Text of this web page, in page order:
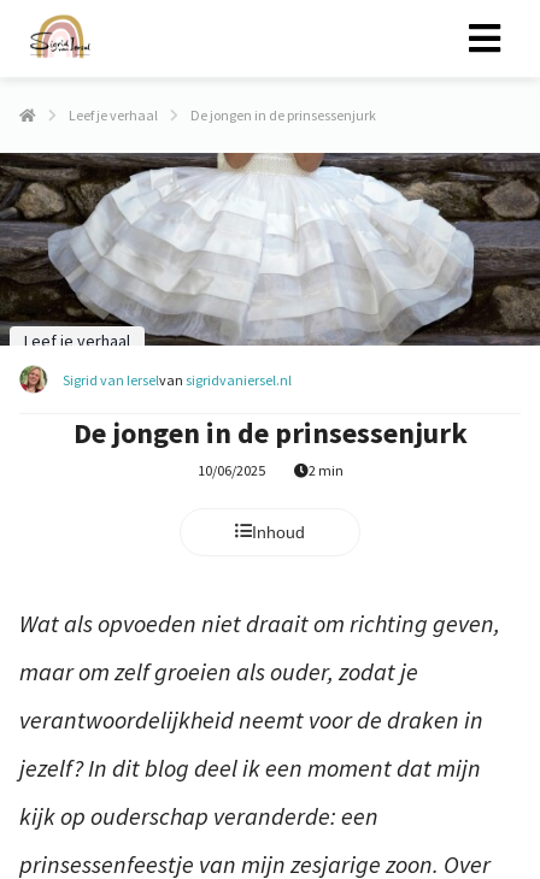
Leef je verhaal De jongen in de prinsessenjurk
Leef je verhaal
Sigrid van Ierselvan sigridvaniersel.nl
De jongen in de prinsessenjurk
10/06/2025 2 min
Inhoud
Wat als opvoeden niet draait om richting geven,
maar om zelf groeien als ouder, zodat je
verantwoordelijkheid neemt voor de draken in
jezelf? In dit blog deel ik een moment dat mijn
kijk op ouderschap veranderde: een
prinsessenfeestje van mijn zesjarige zoon. Over